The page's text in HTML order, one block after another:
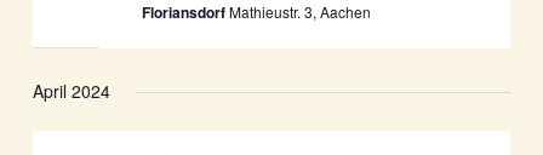
FloriansdorfMathieustr. 3, Aachen
April 2024